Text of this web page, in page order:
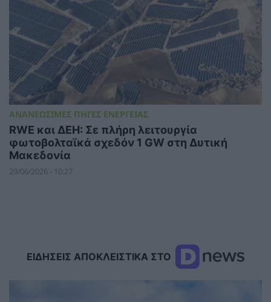
ΑΝΑΝΕΩΣΙΜΕΣ ΠΗΓΕΣ ΕΝΕΡΓΕΙΑΣ
RWE και ΔΕΗ: Σε πλήρη λειτουργία
φωτοβολταϊκά σχεδόν 1 GW στη Δυτική
Μακεδονία
29/06/2026 - 10:27
ΕΙΔΗΣΕΙΣ ΑΠΟΚΛΕΙΣΤΙΚΑ ΣΤΟ